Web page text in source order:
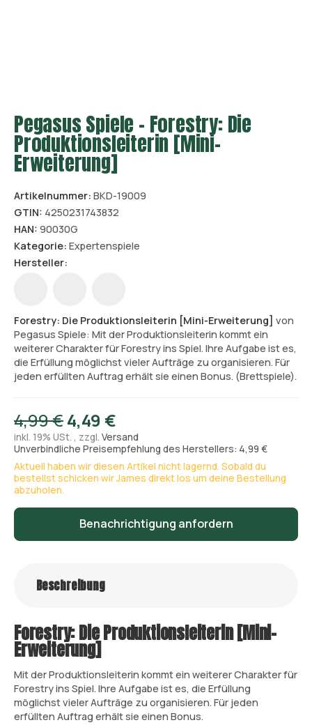
Pegasus Spiele – Forestry: Die
Produktionsleiterin [Mini-
Erweiterung]
Artikelnummer: BKD-19009
GTIN: 4250231743832
HAN: 90030G
Kategorie: Expertenspiele
Hersteller:
Forestry: Die Produktionsleiterin [Mini-Erweiterung] von
Pegasus Spiele: Mit der Produktionsleiterin kommt ein
weiterer Charakter für Forestry ins Spiel. Ihre Aufgabe ist es,
die Erfüllung möglichst vieler Aufträge zu organisieren. Für
jeden erfüllten Auftrag erhält sie einen Bonus. (Brettspiele).
4,99 €4,49 €
inkl. 19% USt. , zzgl. Versand
Unverbindliche Preisempfehlung des Herstellers: 4,99 €
Aktuell haben wir diesen Artikel nicht lagernd. Sobald du
bestellst schicken wir James direkt los um deine Bestellung
abzuholen.
Benachrichtigung anfordern
Beschreibung
Forestry: Die Produktionsleiterin [Mini-
Erweiterung]
Mit der Produktionsleiterin kommt ein weiterer Charakter für
Forestry ins Spiel. Ihre Aufgabe ist es, die Erfüllung
möglichst vieler Aufträge zu organisieren. Für jeden
erfüllten Auftrag erhält sie einen Bonus.